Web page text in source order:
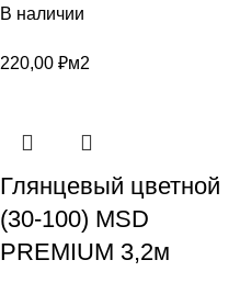
В наличии
220,00 ₽м2
Глянцевый цветной
(30-100) MSD
PREMIUM 3,2м